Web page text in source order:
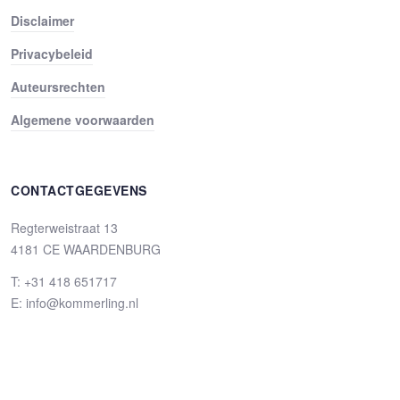
Disclaimer
Privacybeleid
Auteursrechten
Algemene voorwaarden
CONTACTGEGEVENS
Regterweistraat 13
4181 CE WAARDENBURG
T: +31 418 651717
E: info@kommerling.nl